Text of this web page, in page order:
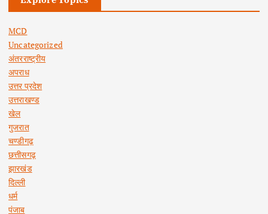
MCD
Uncategorized
अंतरराष्ट्रीय
अपराध
उत्तर प्रदेश
उत्तराखण्ड
खेल
गुजरात
चण्डीगढ़
छत्तीसगढ़
झारखंड
दिल्ली
धर्म
पंजाब